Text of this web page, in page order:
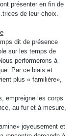
présenter en fin de
de leur choix.
dit de présence
sur les temps de
performerons à
Par ce biais et
plus « familière»,
empreigne les corps
au fur et à mesure,
joyeusement et